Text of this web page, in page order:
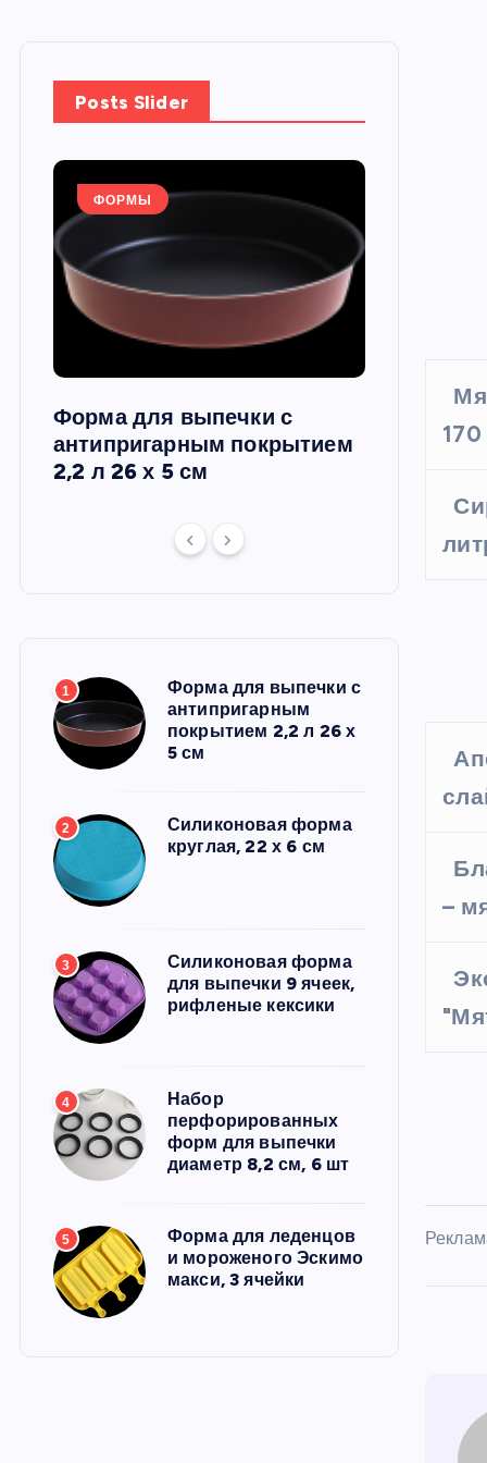
Posts Slider
ФОРМЫ
Форма для выпечки с
антипригарным покрытием
2,2 л 26 х 5 см
круглая,
1
Форма для выпечки с
антипригарным
покрытием 2,2 л 26 х
5 см
2
Силиконовая форма
круглая, 22 х 6 см
3
Силиконовая форма
для выпечки 9 ячеек,
рифленые кексики
4
Набор
перфорированных
форм для выпечки
диаметр 8,2 см, 6 шт
5
Форма для леденцов
и мороженого Эскимо
макси, 3 ячейки
–